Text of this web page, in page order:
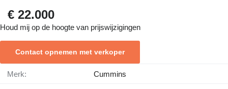
€ 22.000
Houd mij op de hoogte van prijswijzigingen
Contact opnemen met verkoper
Merk: Cummins